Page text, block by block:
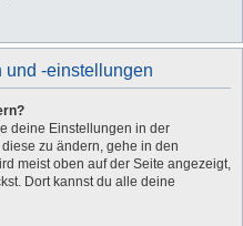
und -einstellungen
deine Einstellungen in der
zu ändern, gehe in den
meist oben auf der Seite angezeigt,
Dort kannst du alle deine